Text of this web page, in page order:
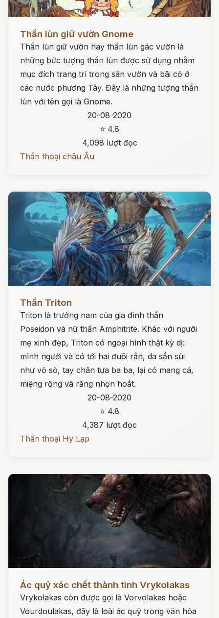
Đọc ngay
Thần lùn giữ vườn Gnome
Thần lùn giữ vườn hay thần lùn gác vườn là
những bức tượng thần lùn được sử dụng nhằm
mục đích trang trí trong sân vườn và bãi cỏ ở
các nước phương Tây. Đây là những tượng thần
lùn với tên gọi là Gnome.
20-08-2020
⭐ 4.8
4,098 lượt đọc
Thần thoại châu Âu
Đọc ngay
Thần Triton
Triton là trưởng nam của gia đình thần
Poseidon và nữ thần Amphitrite. Khác với người
mẹ xinh đẹp, Triton có ngoại hình thật kỳ dị:
mình người và có tới hai đuôi rắn, da sần sùi
như vỏ sò, tay chân tựa ba ba, lại có mang cá,
miệng rộng và răng nhọn hoắt.
20-08-2020
⭐ 4.8
4,387 lượt đọc
Thần thoại Hy Lạp
Đọc ngay
Ác quỷ xác chết thành tinh Vrykolakas
Vrykolakas còn được gọi là Vorvolakas hoặc
Vourdoulakas, đây là loài ác quỷ trong văn hóa